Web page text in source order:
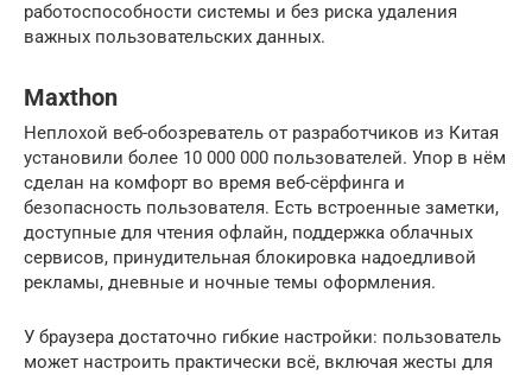
работоспособности системы и без риска удаления
важных пользовательских данных.
Maxthon
Неплохой веб-обозреватель от разработчиков из Китая
установили более 10 000 000 пользователей. Упор в нём
сделан на комфорт во время веб-сёрфинга и
безопасность пользователя. Есть встроенные заметки,
доступные для чтения офлайн, поддержка облачных
сервисов, принудительная блокировка надоедливой
рекламы, дневные и ночные темы оформления.
У браузера достаточно гибкие настройки: пользователь
может настроить практически всё, включая жесты для